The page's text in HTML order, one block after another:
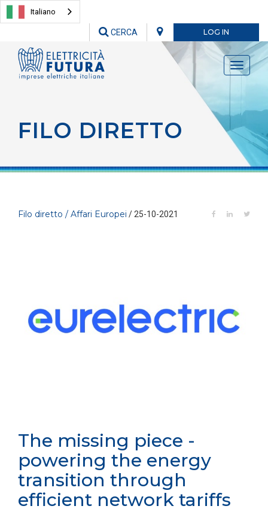
Italiano
LOG IN
CERCA
Toggle
FILO DIRETTO
Filo diretto / Affari Europei / 25-10-2021
The missing piece -
powering the energy
transition through
efficient network tariffs